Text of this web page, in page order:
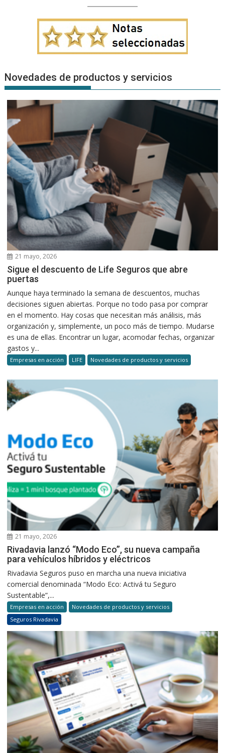
Novedades de productos y servicios
21 mayo, 2026
Sigue el descuento de Life Seguros que abre
puertas
Aunque haya terminado la semana de descuentos, muchas
decisiones siguen abiertas. Porque no todo pasa por comprar
en el momento. Hay cosas que necesitan más análisis, más
organización y, simplemente, un poco más de tiempo. Mudarse
es una de ellas. Encontrar un lugar, acomodar fechas, organizar
gastos y...
Empresas en acción LIFE Novedades de productos y servicios
21 mayo, 2026
Rivadavia lanzó “Modo Eco”, su nueva campaña
para vehículos híbridos y eléctricos
Rivadavia Seguros puso en marcha una nueva iniciativa
comercial denominada “Modo Eco: Activá tu Seguro
Sustentable”,...
Empresas en acción
Novedades de productos y servicios
Seguros Rivadavia